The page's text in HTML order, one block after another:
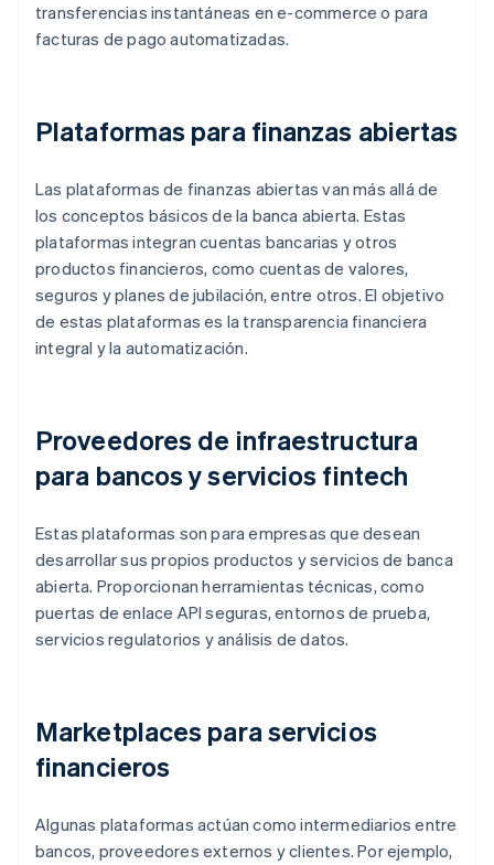
transferencias instantáneas en e-commerce o para
facturas de pago automatizadas.
Plataformas para finanzas abiertas
Las plataformas de finanzas abiertas van más allá de
los conceptos básicos de la banca abierta. Estas
plataformas integran cuentas bancarias y otros
productos financieros, como cuentas de valores,
seguros y planes de jubilación, entre otros. El objetivo
de estas plataformas es la transparencia financiera
integral y la automatización.
Proveedores de infraestructura
para bancos y servicios fintech
Estas plataformas son para empresas que desean
desarrollar sus propios productos y servicios de banca
abierta. Proporcionan herramientas técnicas, como
puertas de enlace API seguras, entornos de prueba,
servicios regulatorios y análisis de datos.
Marketplaces para servicios
financieros
Algunas plataformas actúan como intermediarios entre
bancos, proveedores externos y clientes. Por ejemplo,